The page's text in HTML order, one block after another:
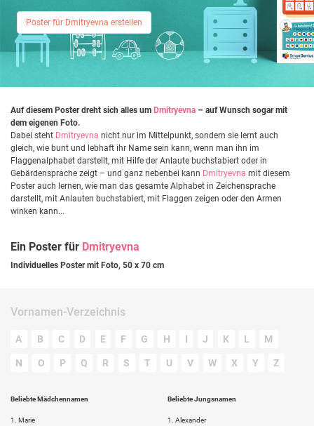
Poster für Dmitryevna erstellen
Auf diesem Poster dreht sich alles um Dmitryevna – auf Wunsch sogar mit
dem eigenen Foto.
Dabei steht Dmitryevna nicht nur im Mittelpunkt, sondern sie lernt auch
gleich, wie bunt und lebhaft ihr Name sein kann, wenn man ihn im
Flaggenalphabet darstellt, mit Hilfe der Anlaute buchstabiert oder in
Gebärdensprache zeigt – und ganz nebenbei kann Dmitryevna mit diesem
Poster auch lernen, wie man das gesamte Alphabet in Zeichensprache
darstellt, mit Anlauten buchstabiert, mit Flaggen zeigen oder den Armen
winken kann...
Ein Poster für Dmitryevna
Individuelles Poster mit Foto, 50 x 70 cm
Vornamen-Verzeichnis
A B C D E F G H I J K L M
N O P Q R S T U V W X Y Z
Beliebte Mädchennamen
1. Marie
Beliebte Jungsnamen
1. Alexander